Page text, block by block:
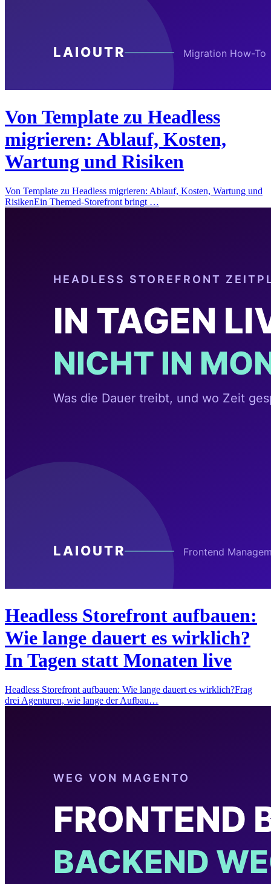
Von Template zu Headless
migrieren: Ablauf, Kosten,
Wartung und Risiken
Von Template zu Headless migrieren: Ablauf, Kosten, Wartung und
RisikenEin Themed-Storefront bringt …
Headless Storefront aufbauen:
Wie lange dauert es wirklich?
In Tagen statt Monaten live
Headless Storefront aufbauen: Wie lange dauert es wirklich?Frag
drei Agenturen, wie lange der Aufbau…